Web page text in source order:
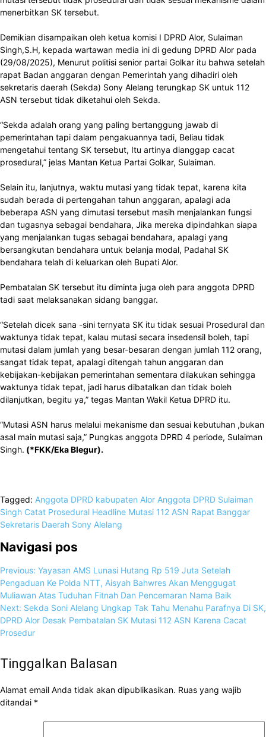
menerbitkan SK tersebut.
Demikian disampaikan oleh ketua komisi I DPRD Alor, Sulaiman
Singh,S.H, kepada wartawan media ini di gedung DPRD Alor pada
(29/08/2025), Menurut politisi senior partai Golkar itu bahwa setelah
rapat Badan anggaran dengan Pemerintah yang dihadiri oleh
sekretaris daerah (Sekda) Sony Alelang terungkap SK untuk 112
ASN tersebut tidak diketahui oleh Sekda.
“Sekda adalah orang yang paling bertanggung jawab di
pemerintahan tapi dalam pengakuannya tadi, Beliau tidak
mengetahui tentang SK tersebut, Itu artinya dianggap cacat
prosedural,” jelas Mantan Ketua Partai Golkar, Sulaiman.
Selain itu, lanjutnya, waktu mutasi yang tidak tepat, karena kita
sudah berada di pertengahan tahun anggaran, apalagi ada
beberapa ASN yang dimutasi tersebut masih menjalankan fungsi
dan tugasnya sebagai bendahara, Jika mereka dipindahkan siapa
yang menjalankan tugas sebagai bendahara, apalagi yang
bersangkutan bendahara untuk belanja modal, Padahal SK
bendahara telah di keluarkan oleh Bupati Alor.
Pembatalan SK tersebut itu diminta juga oleh para anggota DPRD
tadi saat melaksanakan sidang banggar.
“Setelah dicek sana -sini ternyata SK itu tidak sesuai Prosedural dan
waktunya tidak tepat, kalau mutasi secara insedensil boleh, tapi
mutasi dalam jumlah yang besar-besaran dengan jumlah 112 orang,
sangat tidak tepat, apalagi ditengah tahun anggaran dan
kebijakan-kebijakan pemerintahan sementara dilakukan sehingga
waktunya tidak tepat, jadi harus dibatalkan dan tidak boleh
dilanjutkan, begitu ya,” tegas Mantan Wakil Ketua DPRD itu.
“Mutasi ASN harus melalui mekanisme dan sesuai kebutuhan ,bukan
asal main mutasi saja,” Pungkas anggota DPRD 4 periode, Sulaiman
Singh. (*FKK/Eka Blegur).
Tagged: Anggota DPRD kabupaten Alor Anggota DPRD Sulaiman
Singh Catat Prosedural Headline Mutasi 112 ASN Rapat Banggar
Sekretaris Daerah Sony Alelang
Navigasi pos
Previous: Yayasan AMS Lunasi Hutang Rp 519 Juta Setelah
Pengaduan Ke Polda NTT, Aisyah Bahwres Akan Menggugat
Muliawan Atas Tuduhan Fitnah Dan Pencemaran Nama Baik
Next: Sekda Soni Alelang Ungkap Tak Tahu Menahu Parafnya Di SK,
DPRD Alor Desak Pembatalan SK Mutasi 112 ASN Karena Cacat
Prosedur
Tinggalkan Balasan
Alamat email Anda tidak akan dipublikasikan. Ruas yang wajib
ditandai *